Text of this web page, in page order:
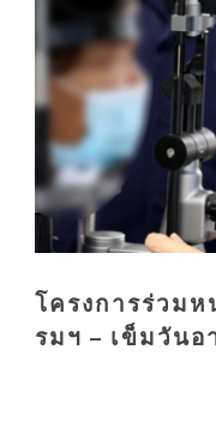
โครงการร่วม
รมฯ – เข็มวัน